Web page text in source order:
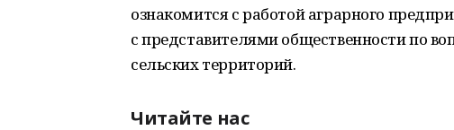
ознакомится с работой аграрного
с представителями общественности по
сельских территорий.
Читайте нас